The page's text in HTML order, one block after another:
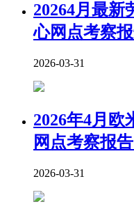
20264月最新
心网点考察报
2026-03-31
2026年4月欧
网点考察报告
2026-03-31